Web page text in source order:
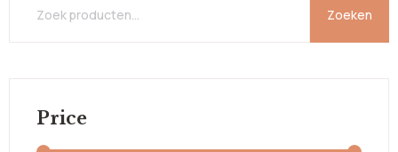
Zoeken
Price